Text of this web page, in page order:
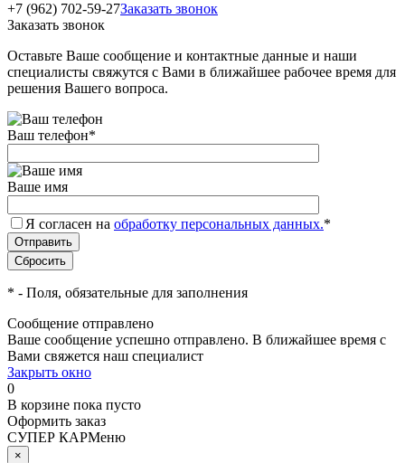
+7 (962) 702-59-27Заказать звонок
Заказать звонок
Оставьте Ваше сообщение и контактные данные и наши
специалисты свяжутся с Вами в ближайшее рабочее время для
решения Вашего вопроса.
Ваш телефон*
Ваше имя
Я согласен на обработку персональных данных.*
* - Поля, обязательные для заполнения
Сообщение отправлено
Ваше сообщение успешно отправлено. В ближайшее время с
Вами свяжется наш специалист
Закрыть окно
0
В корзине пока пусто
Оформить заказ
СУПЕР КАРМеню
×